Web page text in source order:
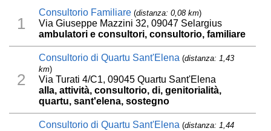
1
Consultorio Familiare (distanza: 0,08 km)
Via Giuseppe Mazzini 32, 09047 Selargius
ambulatori e consultori, consultorio, familiare
2
Consultorio di Quartu Sant'Elena (distanza: 1,43
km)
Via Turati 4/C1, 09045 Quartu Sant'Elena
alla, attività, consultorio, di, genitorialità,
quartu, sant'elena, sostegno
Consultorio di Quartu Sant'Elena (distanza: 1,44